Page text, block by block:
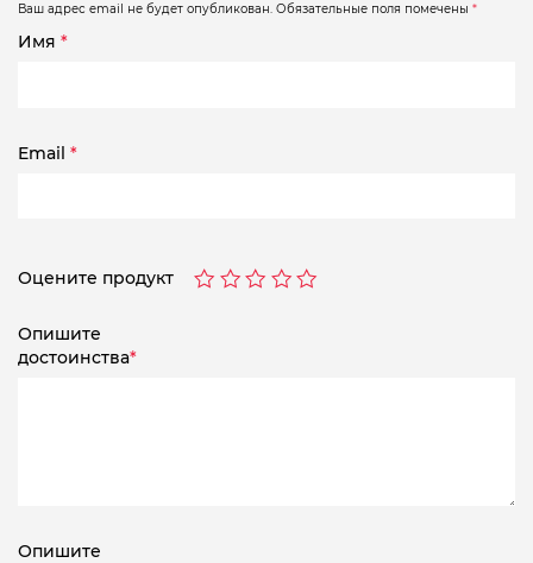
Ваш адрес email не будет опубликован. Обязательные поля помечены *
Имя *
Email *
Оцените продукт
Опишите
достоинства*
Опишите